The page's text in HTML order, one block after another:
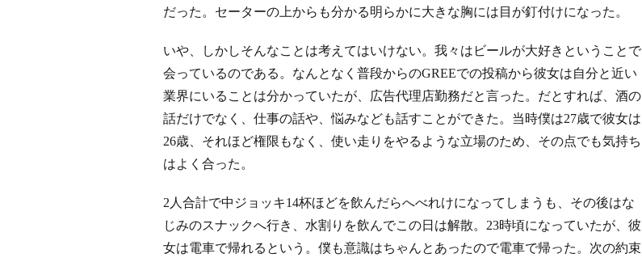
だった。セーターの上からも分かる明らかに大きな胸には目が釘付けになった。
いや、しかしそんなことは考えてはいけない。我々はビールが大好きということで
会っているのである。なんとなく普段からのGREEでの投稿から彼女は自分と近い
業界にいることは分かっていたが、広告代理店勤務だと言った。だとすれば、酒の
話だけでなく、仕事の話や、悩みなども話すことができた。当時僕は27歳で彼女は
26歳、それほど権限もなく、使い走りをやるような立場のため、その点でも気持ち
はよく合った。
2人合計で中ジョッキ14杯ほどを飲んだらへべれけになってしまうも、その後はな
じみのスナックへ行き、水割りを飲んでこの日は解散。23時頃になっていたが、彼
女は電車で帰れるという。僕も意識はちゃんとあったので電車で帰った。次の約束